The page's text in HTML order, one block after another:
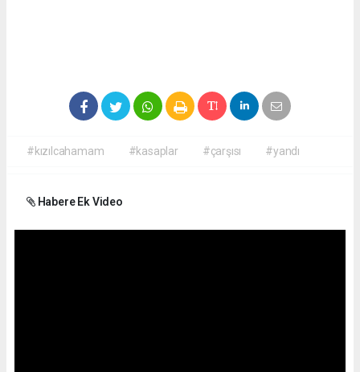
#kızılcahamam #kasaplar #çarşısı #yandı
Habere Ek Video